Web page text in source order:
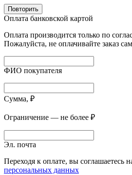
Повторить
Оплата банковской картой
Оплата производится только по
Пожалуйста, не оплачивайте заказ
ФИО покупателя
Сумма, ₽
Ограничение — не более ₽
Эл. почта
Переходя к оплате, вы соглашаетесь
персональных данных